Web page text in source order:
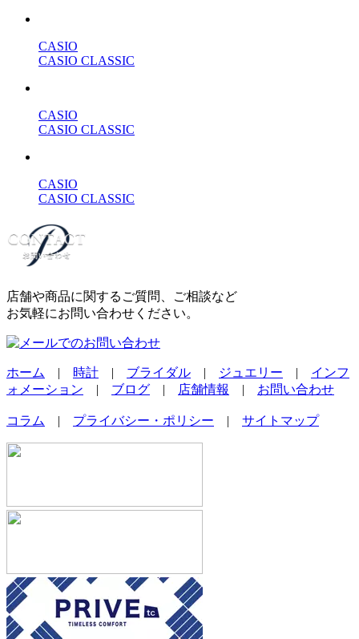
CASIO
CASIO CLASSIC
CASIO
CASIO CLASSIC
CASIO
CASIO CLASSIC
店舗や商品に関するご質問、ご相談など
お気軽にお問い合わせください。
ホーム | 時計 | ブライダル | ジュエリー | インフ
ォメーション | ブログ | 店舗情報 | お問い合わせ
コラム | プライバシー・ポリシー | サイトマップ